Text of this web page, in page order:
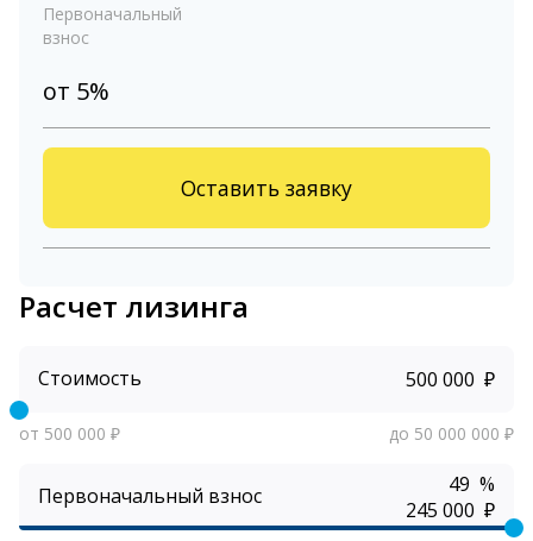
Первоначальный
взнос
от 5%
Оставить заявку
Расчет лизинга
Стоимость ₽
от 500 000 ₽ до 50 000 000 ₽
Первоначальный взнос
%
₽